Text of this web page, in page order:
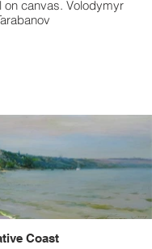
on canvas. Volodymyr
Coast